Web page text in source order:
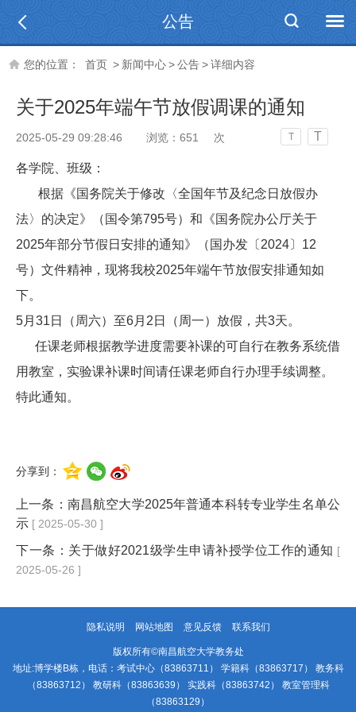
公告
您的位置： 首页 > 新闻中心>公告>详细内容
关于2025年端午节放假调课的通知
2025-05-29 09:28:46 浏览： 651 次 T T
各学院、班级：
根据 《国务院关于修改 〈全国年节及纪念日放假办
法〉 的决定》（ 国令第795号）和《国务院办公厅关于
2025年部分节假 日 安排的通知》（ 国 办发 〔 2024〕 12
号） 文件精神 ， 现将我校2025年端午节放假安排通知如
下。
5月 31 日（周六）至6月 2 日（周一）放假，共3天。
任课老师根据教学进度需要补课的可自行在教务系统借
用教室，实验课补课时间请任课老师自行办理手续调整。
特此通知。
分享到：
上一条： 南昌航空大学2025年普通本科转专业学生名单公
示 [ 2025-05-30 ]
下一条： 关于做好2021级学生申请补授学位工作的通知 [
2025-05-26 ]
隐私说明 网站地图 意见反馈 联系我们
版权所有©南昌航空大学教务处
地址:博学楼B栋，电话：考试中心（83863711） 学籍科（83863717） 教务科
（83863712） 教研科（83863639） 实践科（83863742） 教室管理科
（83863129）